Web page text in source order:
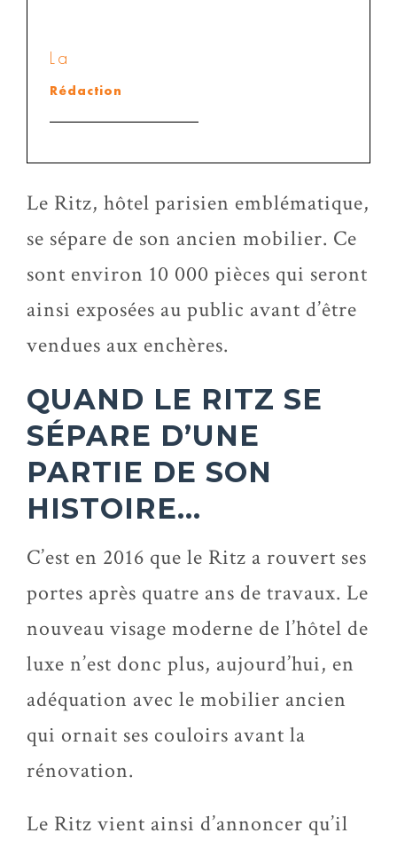
La
Rédaction
Le Ritz, hôtel parisien emblématique,
se sépare de son ancien mobilier. Ce
sont environ 10 000 pièces qui seront
ainsi exposées au public avant d’être
vendues aux enchères.
QUAND LE RITZ SE
SÉPARE D’UNE
PARTIE DE SON
HISTOIRE…
C’est en 2016 que le Ritz a rouvert ses
portes après quatre ans de travaux. Le
nouveau visage moderne de l’hôtel de
luxe n’est donc plus, aujourd’hui, en
adéquation avec le mobilier ancien
qui ornait ses couloirs avant la
rénovation.
Le Ritz vient ainsi d’annoncer qu’il